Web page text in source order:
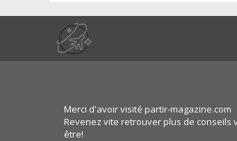
Merci d'avoir visité partir-magazine.com
Revenez vite retrouver plus de conseils
être!